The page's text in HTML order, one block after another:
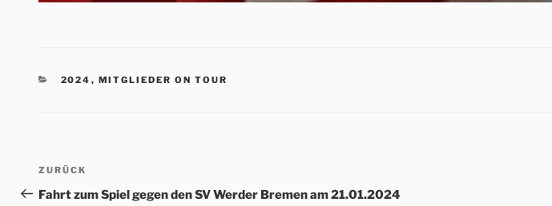
KATEGORIEN
2024 , MITGLIEDER ON TOUR
Beitrags-
Navigation
Vorheriger
Beitrag
ZURÜCK
Fahrt zum Spiel gegen den SV Werder Bremen am 21.01.2024